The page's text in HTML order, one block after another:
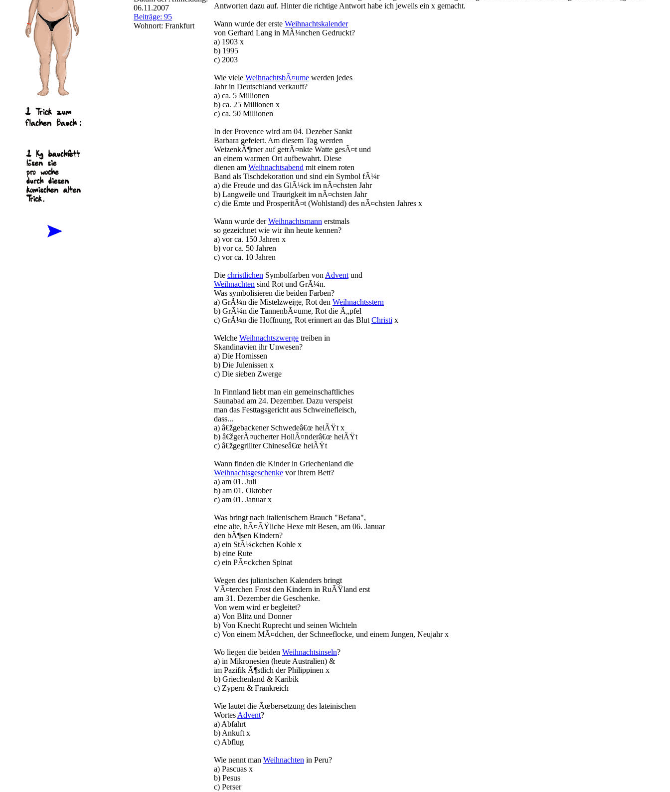
06.11.2007
Beiträge: 95
Wohnort: Frankfurt
Antworten dazu auf. Hinter die richtige Antwort habe ich jeweils ein x gemacht.
Wann wurde der erste Weihnachtskalender
von Gerhard Lang in MÃ¼nchen Gedruckt?
a) 1903 x
b) 1995
c) 2003
Wie viele WeihnachtsbÃ¤ume werden jedes
Jahr in Deutschland verkauft?
a) ca. 5 Millionen
b) ca. 25 Millionen x
c) ca. 50 Millionen
In der Provence wird am 04. Dezeber Sankt
Barbara gefeiert. Am diesem Tag werden
WeizenkÃ¶rner auf getrÃ¤nkte Watte gesÃ¤t und
an einem warmen Ort aufbewahrt. Diese
dienen am Weihnachtsabend mit einem roten
Band als Tischdekoration und sind ein Symbol fÃ¼r
a) die Freude und das GlÃ¼ck im nÃ¤chsten Jahr
b) Langweile und Traurigkeit im nÃ¤chsten Jahr
c) die Ernte und ProsperitÃ¤t (Wohlstand) des nÃ¤chsten Jahres x
Wann wurde derWeihnachtsmann erstmals
so gezeichnet wie wir ihn heute kennen?
a) vor ca. 150 Jahren x
b) vor ca. 50 Jahren
c) vor ca. 10 Jahren
Die christlichen Symbolfarben von Advent und
Weihnachten sind Rot und GrÃ¼n.
Was symbolisieren die beiden Farben?
a) GrÃ¼n die Mistelzweige, Rot den Weihnachtsstern
b) GrÃ¼n die TannenbÃ¤ume, Rot die Ã„pfel
c) GrÃ¼n die Hoffnung, Rot erinnert an das Blut Christi x
Welche Weihnachtszwerge treiben in
Skandinavien ihr Unwesen?
a) Die Hornissen
b) Die Julenissen x
c) Die sieben Zwerge
In Finnland liebt man ein gemeinschaftliches
Saunabad am 24. Dezember. Dazu verspeist
man das Festtagsgericht aus Schweinefleisch,
dass...
a) â€žgebackener Schwedeâ€œ heiÃŸt x
b) â€žgerÃ¤ucherter HollÃ¤nderâ€œ heiÃŸt
c) â€žgegrillter Chineseâ€œ heiÃŸt
Wann finden die Kinder in Griechenland die
Weihnachtsgeschenke vor ihrem Bett?
a) am 01. Juli
b) am 01. Oktober
c) am 01. Januar x
Was bringt nach italienischem Brauch "Befana",
eine alte, hÃ¤ÃŸliche Hexe mit Besen, am 06. Januar
den bÃ¶sen Kindern?
a) ein StÃ¼ckchen Kohle x
b) eine Rute
c) ein PÃ¤ckchen Spinat
Wegen des julianischen Kalenders bringt
VÃ¤terchen Frost den Kindern in RuÃŸland erst
am 31. Dezember die Geschenke.
Von wem wird er begleitet?
a) Von Blitz und Donner
b) Von Knecht Ruprecht und seinen Wichteln
c) Von einem MÃ¤dchen, der Schneeflocke, und einem Jungen, Neujahr x
Wo liegen die beiden Weihnachtsinseln?
a) in Mikronesien (heute Australien) &
im Pazifik Ã¶stlich der Philippinen x
b) Griechenland & Karibik
c) Zypern & Frankreich
Wie lautet die Ãœbersetzung des lateinischen
Wortes Advent?
a) Abfahrt
b) Ankuft x
c) Abflug
Wie nennt man Weihnachten in Peru?
a) Pascuas x
b) Pesus
c) Perser